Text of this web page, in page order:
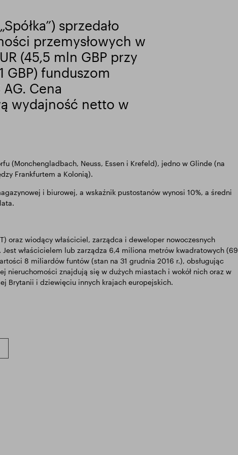
sprzedało
przemysłowych w
(45,5 mln GBP przy
GBP) funduszom
Cena
wydajność netto w
(Monchengladbach, Neuss, Essen i Krefeld), jedno w Glinde (na
Frankfurtem a Kolonią).
i biurowej, a wskaźnik pustostanów wynosi 10%, a średni
oraz wiodący właściciel, zarządca i deweloper nowoczesnych
właścicielem lub zarządza 6,4 miliona metrów kwadratowych (69
8 miliardów funtów (stan na 31 grudnia 2016 r.), obsługując
nieruchomości znajdują się w dużych miastach i wokół nich oraz w
Brytanii i dziewięciu innych krajach europejskich.